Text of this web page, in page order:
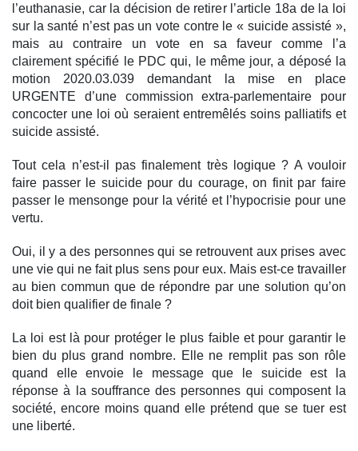
l’euthanasie, car la décision de retirer l’article 18a de la loi
sur la santé n’est pas un vote contre le « suicide assisté »,
mais au contraire un vote en sa faveur comme l’a
clairement spécifié le PDC qui, le même jour, a déposé la
motion 2020.03.039 demandant la mise en place
URGENTE d’une commission extra-parlementaire pour
concocter une loi où seraient entremêlés soins palliatifs et
suicide assisté.
Tout cela n’est-il pas finalement très logique ? A vouloir
faire passer le suicide pour du courage, on finit par faire
passer le mensonge pour la vérité et l’hypocrisie pour une
vertu.
Oui, il y a des personnes qui se retrouvent aux prises avec
une vie qui ne fait plus sens pour eux. Mais est-ce travailler
au bien commun que de répondre par une solution qu’on
doit bien qualifier de finale ?
La loi est là pour protéger le plus faible et pour garantir le
bien du plus grand nombre. Elle ne remplit pas son rôle
quand elle envoie le message que le suicide est la
réponse à la souffrance des personnes qui composent la
société, encore moins quand elle prétend que se tuer est
une liberté.